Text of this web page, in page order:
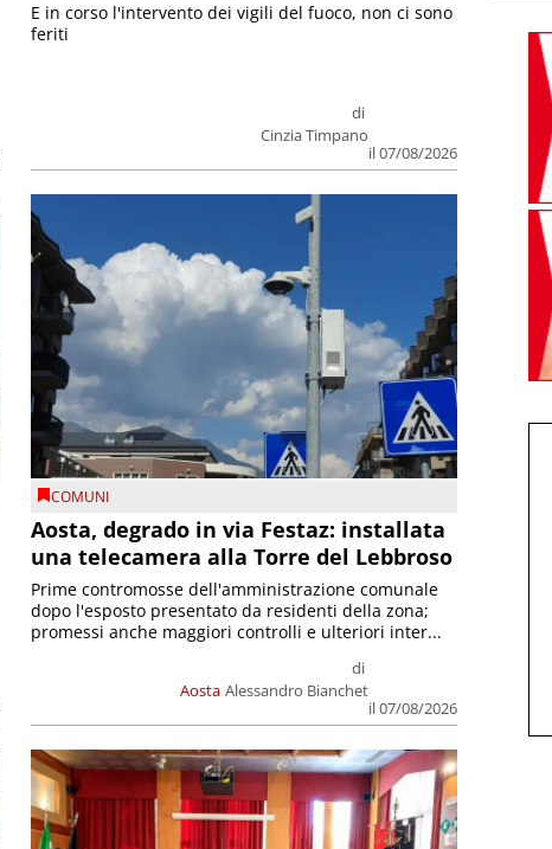
di
Cinzia Timpano
il 07/08/2026
E in corso l'intervento dei vigili del fuoco, non ci sono
feriti
COMUNI
Aosta, degrado in via Festaz: installata
una telecamera alla Torre del Lebbroso
Aosta
di
Alessandro Bianchet
il 07/08/2026
Prime contromosse dell'amministrazione comunale
dopo l'esposto presentato da residenti della zona;
promessi anche maggiori controlli e ulteriori inter...